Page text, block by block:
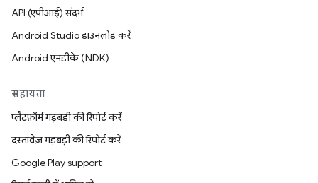
API (एपीआई) संदर्भ
Android Studio डाउनलोड करें
Android एनडीके (NDK)
सहायता
प्लैटफ़ॉर्म गड़बड़ी की रिपोर्ट करें
दस्तावेज़ गड़बड़ी की रिपोर्ट करें
Google Play support